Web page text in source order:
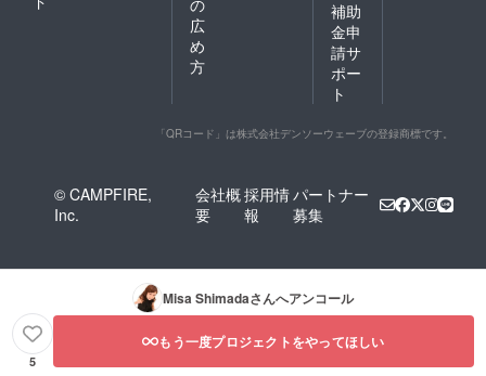
の
広
め
方
補助
金申
請サ
ポー
ト
「QRコード」は株式会社デンソーウェーブの登録商標です。
© CAMPFIRE,
Inc.
会社概
要
採用情
報
パートナー
募集
Misa Shimadaさんへアンコール
5
もう一度プロジェクトをやってほしい